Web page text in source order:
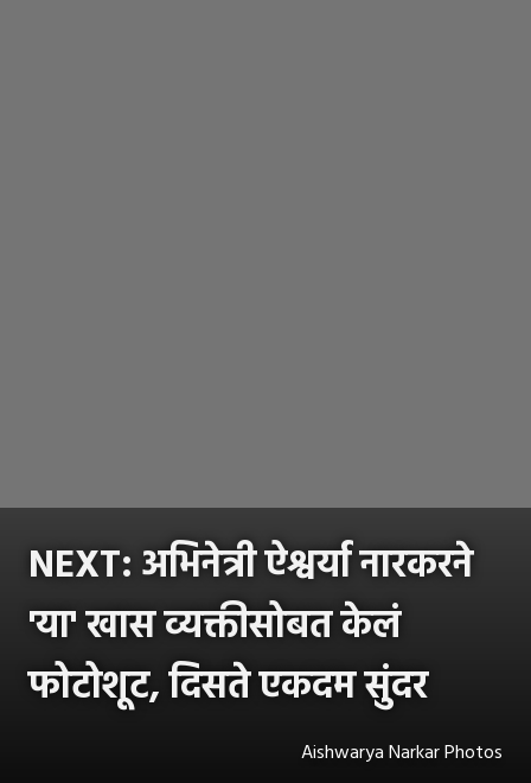
NEXT: अभिनेत्री ऐश्वर्या नारकरने
'या' खास व्यक्तीसोबत केलं
फोटोशूट, दिसते एकदम सुंदर
Aishwarya Narkar Photos